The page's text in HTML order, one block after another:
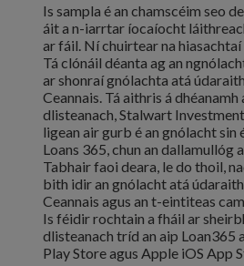
Is sampla é an chamscéim seo
áit a n-iarrtar íocaíocht
ar fáil. Ní chuirtear na
Tá clónáil déanta ag an
ar shonraí gnólachta atá
Ceannais. Tá aithris á
dlisteanach, Stalwart
ligean air gurb é an gnólacht sin
Loans 365, chun an dallamullóg
Tabhair faoi deara, le do thoil,
bith idir an gnólacht atá
Ceannais agus an t-eintiteas
Is féidir rochtain a fháil ar
dlisteanach tríd an aip Loan365
Play Store agus Apple iOS App